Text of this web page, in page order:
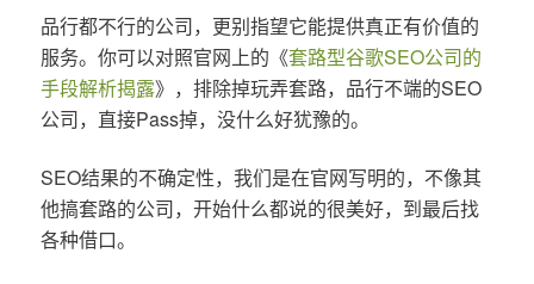
品行都不行的公司，更别指望它能提供真正有价值的
服务。你可以对照官网上的《套路型谷歌SEO公司的
手段解析揭露》，排除掉玩弄套路，品行不端的SEO
公司，直接Pass掉，没什么好犹豫的。
SEO结果的不确定性，我们是在官网写明的，不像其
他搞套路的公司，开始什么都说的很美好，到最后找
各种借口。